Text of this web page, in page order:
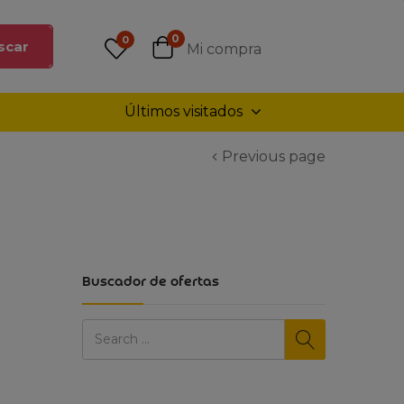
0 0
Mi compra
Últimos visitados
Previous page
Buscador de ofertas